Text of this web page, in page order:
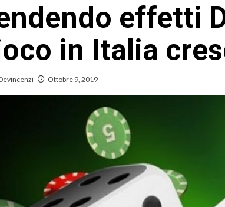
effetti
in Italia
Ottobre 9, 2019